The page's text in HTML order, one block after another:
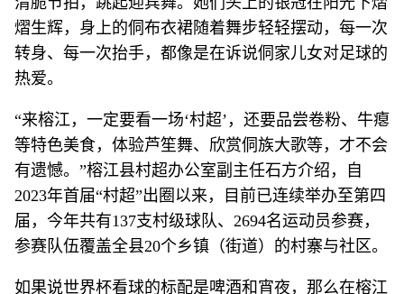
熠生辉，身上的侗布衣裙随着舞步轻轻摆动，每一次
转身、每一次抬手，都像是在诉说侗家儿女对足球的
热爱。
“来榕江，一定要看一场‘村超’，还要品尝卷粉、牛瘪
等特色美食，体验芦笙舞、欣赏侗族大歌等，才不会
有遗憾。”榕江县村超办公室副主任石方介绍，自
2023年首届“村超”出圈以来，目前已连续举办至第四
届，今年共有137支村级球队、2694名运动员参赛，
参赛队伍覆盖全县20个乡镇（街道）的村寨与社区。
如果说世界杯看球的标配是啤酒和宵夜，那么在榕江